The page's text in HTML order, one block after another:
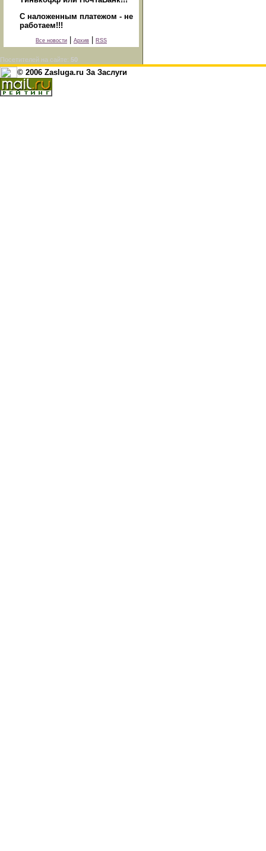
С наложенным платежом - не
работаем!!!
Все новости Архив RSS
Посетителей на сайте: 50
© 2006 Zasluga.ru За Заслуги